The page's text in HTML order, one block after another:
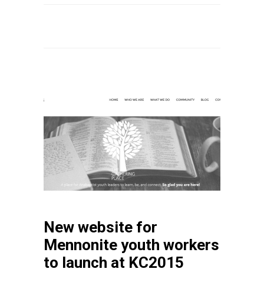
New website for
Mennonite youth workers
to launch at KC2015